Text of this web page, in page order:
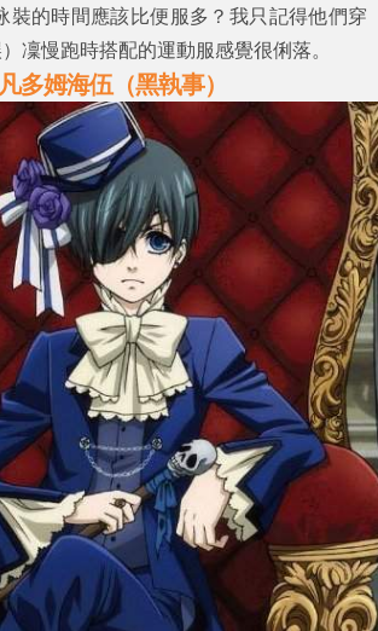
裝的時間應該比便服多？我只記得他們穿
凜慢跑時搭配的運動服感覺很俐落。
多姆海伍（黑執事）